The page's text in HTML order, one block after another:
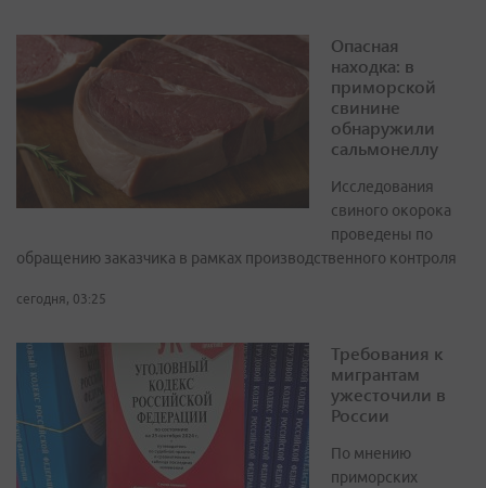
Опасная
находка: в
приморской
свинине
обнаружили
сальмонеллу
Исследования
свиного окорока
проведены по
обращению заказчика в рамках производственного контроля
сегодня, 03:25
Требования к
мигрантам
ужесточили в
России
По мнению
приморских